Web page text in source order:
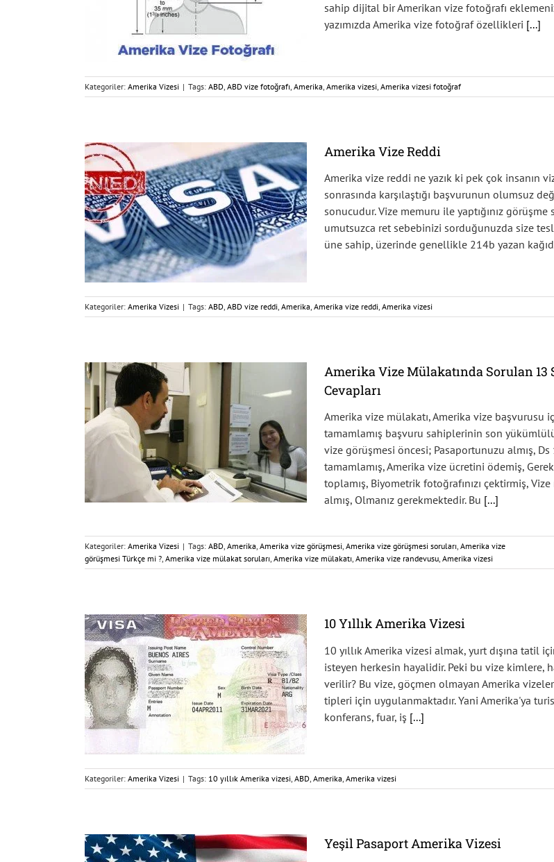
sahip dijital bir Amerikan vize fotoğrafı
yazımızda Amerika vize fotoğraf özellikleri [...]
Kategoriler: Amerika Vizesi | Tags: ABD ABD vize fotoğrafı Amerika Amerika vizesi Amerika vizesi fotoğraf
Amerika Vize Reddi
Amerika vize reddi ne yazık ki pek çok insanın
sonrasında karşılaştığı başvurunun olumsuz
sonucudur. Vize memuru ile yaptığınız görüşme
umutsuzca ret sebebinizi sorduğunuzda size
üne sahip, üzerinde genellikle 214b yazan
Kategoriler: Amerika Vizesi | Tags: ABD ABD vize reddi Amerika Amerika vize reddi Amerika vizesi
Amerika Vize Mülakatında Sorulan 13
Cevapları
Amerika vize mülakatı, Amerika vize başvurusu
tamamlamış başvuru sahiplerinin son
vize görüşmesi öncesi; Pasaportunuzu almış,
tamamlamış, Amerika vize ücretini ödemiş,
toplamış, Biyometrik fotoğrafınızı çektirmiş,
almış, Olmanız gerekmektedir. Bu [...]
Kategoriler: Amerika Vizesi | Tags: ABD, Amerika, Amerika vize görüşmesi, Amerika vize görüşmesi soruları, Amerika vize
görüşmesi Türkçe mi ?, Amerika vize mülakat soruları, Amerika vize mülakatı, Amerika vize randevusu, Amerika vizesi
10 Yıllık Amerika Vizesi
10 yıllık Amerika vizesi almak, yurt dışına tatil
isteyen herkesin hayalidir. Peki bu vize kimlere,
verilir? Bu vize, göçmen olmayan Amerika
tipleri için uygulanmaktadır. Yani Amerika'ya
konferans, fuar, iş [...]
Kategoriler: Amerika Vizesi | Tags: 10 yıllık Amerika vizesi, ABD, Amerika, Amerika vizesi
Yeşil Pasaport Amerika Vizesi